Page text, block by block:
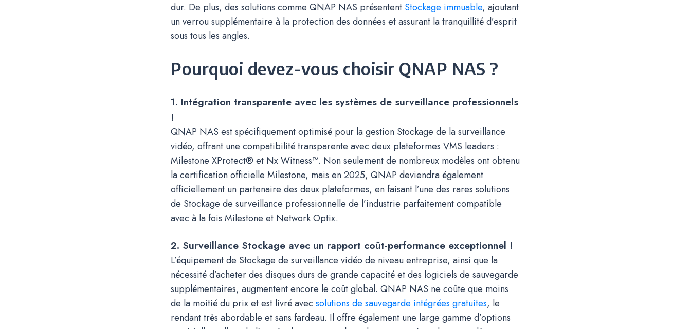
dur. De plus, des solutions comme QNAP NAS présentent Stockage immuable, ajoutant
un verrou supplémentaire à la protection des données et assurant la tranquillité d’esprit
sous tous les angles.
Pourquoi devez-vous choisir QNAP NAS ?
1. Intégration transparente avec les systèmes de surveillance professionnels
!
QNAP NAS est spécifiquement optimisé pour la gestion Stockage de la surveillance
vidéo, offrant une compatibilité transparente avec deux plateformes VMS leaders :
Milestone XProtect® et Nx Witness™. Non seulement de nombreux modèles ont obtenu
la certification officielle Milestone, mais en 2025, QNAP deviendra également
officiellement un partenaire des deux plateformes, en faisant l’une des rares solutions
de Stockage de surveillance professionnelle de l’industrie parfaitement compatible
avec à la fois Milestone et Network Optix.
2. Surveillance Stockage avec un rapport coût-performance exceptionnel !
L’équipement de Stockage de surveillance vidéo de niveau entreprise, ainsi que la
nécessité d’acheter des disques durs de grande capacité et des logiciels de sauvegarde
supplémentaires, augmentent encore le coût global. QNAP NAS ne coûte que moins
de la moitié du prix et est livré avec solutions de sauvegarde intégrées gratuites, le
rendant très abordable et sans fardeau. Il offre également une large gamme d’options